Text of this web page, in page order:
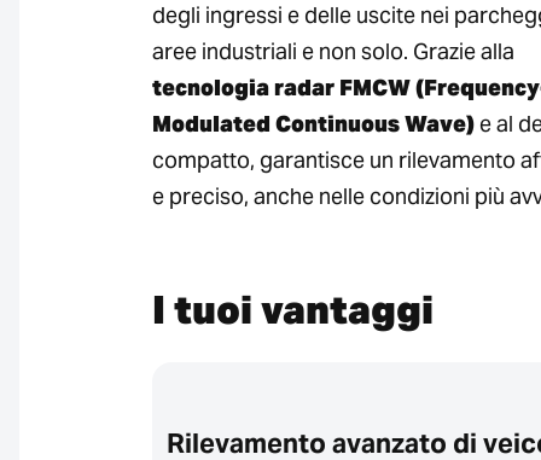
degli ingressi e delle uscite nei
aree industriali e non solo. Grazie alla
tecnologia radar FMCW
Modulated Continuous Wave) e al
compatto, garantisce un rilevamento
e preciso, anche nelle condizioni più
I tuoi vantaggi
Rilevamento avanzato di